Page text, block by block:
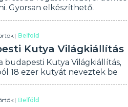
Gyorsan elkészíthető.
|Belföld
Kutya Világkiállítás
Kutya Világkiállítás,
18 ezer kutyát neveztek be
|Belföld